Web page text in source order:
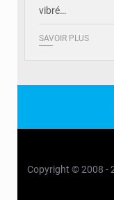
vibré…
SAVOIR PLUS
Copyright © 2008 -